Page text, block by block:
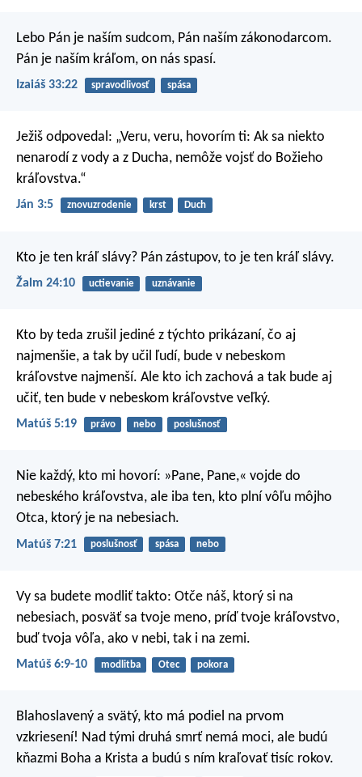
Lebo Pán je naším sudcom, Pán naším zákonodarcom.
Pán je naším kráľom, on nás spasí.
Izaiáš 33:22 spravodlivosť spása
Ježiš odpovedal: „Veru, veru, hovorím ti: Ak sa niekto
nenarodí z vody a z Ducha, nemôže vojsť do Božieho
kráľovstva.“
Ján 3:5 znovuzrodenie krst Duch
Kto je ten kráľ slávy? Pán zástupov, to je ten kráľ slávy.
Žalm 24:10 uctievanie uznávanie
Kto by teda zrušil jediné z týchto prikázaní, čo aj
najmenšie, a tak by učil ľudí, bude v nebeskom
kráľovstve najmenší. Ale kto ich zachová a tak bude aj
učiť, ten bude v nebeskom kráľovstve veľký.
Matúš 5:19 právo nebo poslušnosť
Nie každý, kto mi hovorí: »Pane, Pane,« vojde do
nebeského kráľovstva, ale iba ten, kto plní vôľu môjho
Otca, ktorý je na nebesiach.
Matúš 7:21 poslušnosť spása nebo
Vy sa budete modliť takto: Otče náš, ktorý si na
nebesiach, posväť sa tvoje meno, príď tvoje kráľovstvo,
buď tvoja vôľa, ako v nebi, tak i na zemi.
Matúš 6:9-10 modlitba Otec pokora
Blahoslavený a svätý, kto má podiel na prvom
vzkriesení! Nad tými druhá smrť nemá moci, ale budú
kňazmi Boha a Krista a budú s ním kraľovať tisíc rokov.